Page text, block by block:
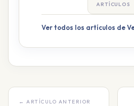
ARTÍCULOS
Ver todos los artículos de
← ARTÍCULO ANTERIOR